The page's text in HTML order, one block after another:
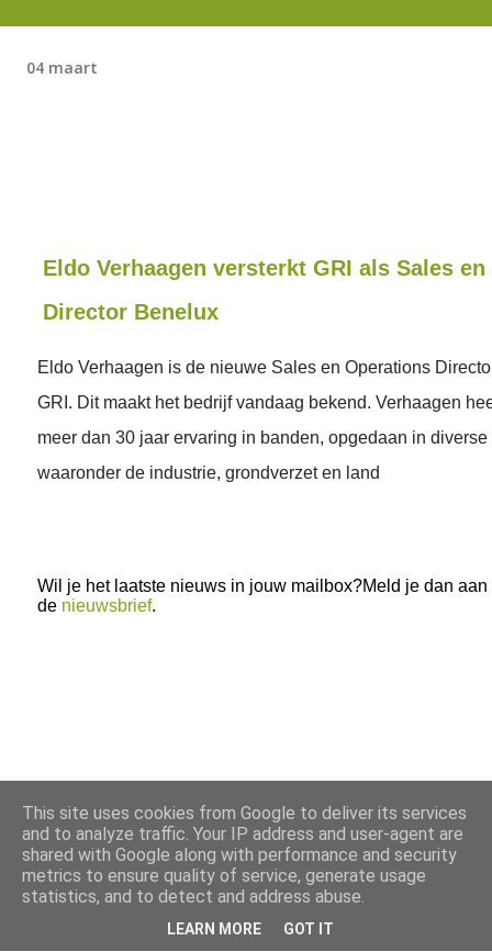
04 maart
Eldo Verhaagen versterkt GRI als Sales
Director Benelux
Eldo Verhaagen is de nieuwe Sales en Operations
GRI. Dit maakt het bedrijf vandaag bekend. Verhaagen
meer dan 30 jaar ervaring in banden, opgedaan in diverse
waaronder de industrie, grondverzet en land
Wil je het laatste nieuws in jouw mailbox?Meld je dan aan
de nieuwsbrief.
This site uses cookies from Google to deliver its services
and to analyze traffic. Your IP address and user-agent are
shared with Google along with performance and security
metrics to ensure quality of service, generate usage
statistics, and to detect and address abuse.
LEARN MORE GOT IT